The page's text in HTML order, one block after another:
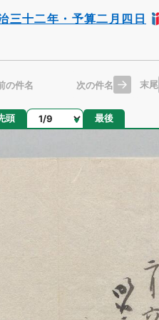
三十二年・予算二月四日
の件名 次の件名 末尾
頭 ページ 最後